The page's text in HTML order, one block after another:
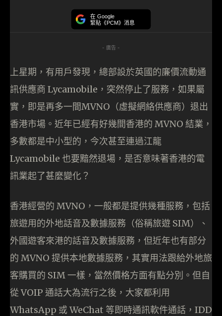
在 Google
緊貼《PCM》消息
- 廣告 -
上星期，有用戶發現，總部設於英國的廉價流動通
訊供應商 Lycamobile，突然停止了服務，如果屬
實，即是再多一間MVNO（虛擬網絡供應商）退出
香港市場。近年已經有好幾間香港的 MVNO 結業，
多數都是中小型的，今次甚至連過江龍
Lycamobile 也要黯然退場，是否意味著香港的電
訊業起了甚麼變化？
香港經營的 MVNO，一般都是提供幾種服務，包括
旅遊用的外地話音及數據服務（俗稱旅遊 SIM）、
外國遊客來港的話音及數據服務，但近年也有部分
的 MVNO 提供本地數據服務，其實用法跟給外地旅
客購買的 SIM 一樣，當然價格方面有點分別。但自
從 VOIP 通話大為流行之後，大家都利用
WhatsApp 或 WeChat 等即時通訊軟件通話，IDD